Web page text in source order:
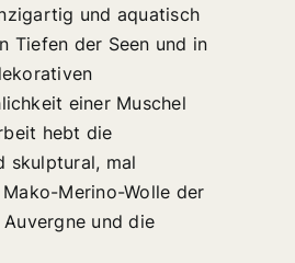
und aquatisch
Tiefen der Seen und in
einer Muschel
hebt die
skulptural, mal
Merino-Wolle der
und die